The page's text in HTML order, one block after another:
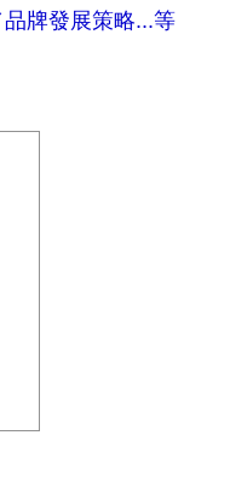
牌發展策略...等